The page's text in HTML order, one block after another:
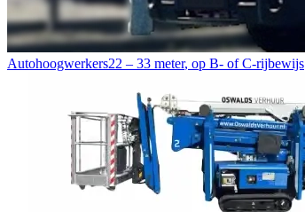
Autohoogwerkers22 – 33 meter, op B- of C-rijbewijs